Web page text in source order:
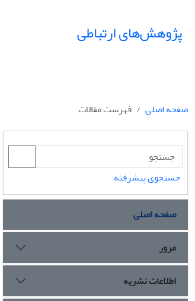
پژوهش‌های ارتباطی
صفحه اصلی
فهرست مقالات
جستجوی پیشرفته
صفحه اصلی
مرور
اطلاعات نشریه